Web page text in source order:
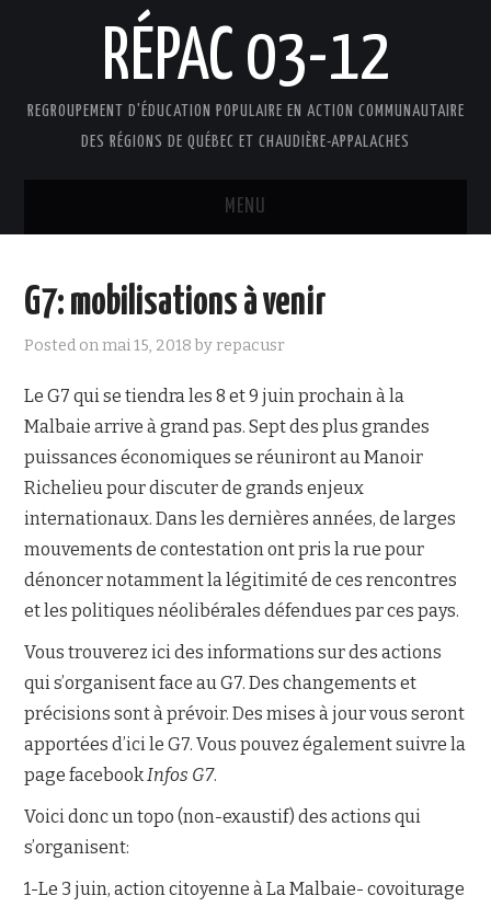
RÉPAC 03-12
REGROUPEMENT D'ÉDUCATION POPULAIRE EN ACTION COMMUNAUTAIRE
DES RÉGIONS DE QUÉBEC ET CHAUDIÈRE-APPALACHES
MENU
PRÉSENTATION
DOCUMENTS
FAIRE UN DON !
NOUS JOINDRE
G7: mobilisations à venir
Posted onmai 15, 2018 byrepacusr
Le G7 qui se tiendra les 8 et 9 juin prochain à la
Malbaie arrive à grand pas. Sept des plus grandes
puissances économiques se réuniront au Manoir
Richelieu pour discuter de grands enjeux
internationaux. Dans les dernières années, de larges
mouvements de contestation ont pris la rue pour
dénoncer notamment la légitimité de ces rencontres
et les politiques néolibérales défendues par ces pays.
Vous trouverez ici des informations sur des actions
qui s’organisent face au G7. Des changements et
précisions sont à prévoir. Des mises à jour vous seront
apportées d’ici le G7. Vous pouvez également suivre la
page facebookInfos G7.
Voici donc un topo (non-exaustif) des actions qui
s’organisent:
1-Le 3 juin, action citoyenne à La Malbaie- covoiturage